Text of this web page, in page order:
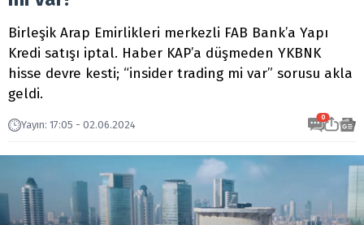
Birleşik Arap Emirlikleri merkezli FAB Bank’a Yapı
Kredi satışı iptal. Haber KAP’a düşmeden YKBNK
hisse devre kesti; “insider trading mi var” sorusu akla
geldi.
Yayın: 17:05 - 02.06.2024
0